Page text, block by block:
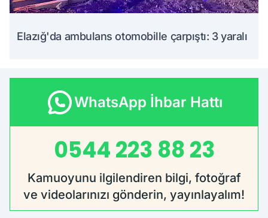
Elazığ'da ambulans otomobille çarpıştı: 3 yaralı
WhatsApp İhbar Hattı
0544 223 88 23
Kamuoyunu ilgilendiren bilgi, fotoğraf
ve videolarınızı gönderin, yayınlayalım!